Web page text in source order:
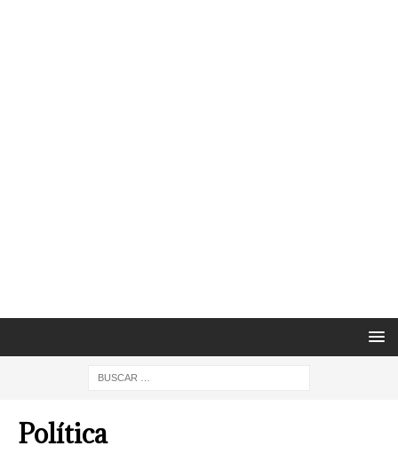
Política